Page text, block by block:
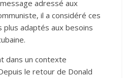
adressé aux
il a considéré ces
plus adaptés aux besoins
dans un contexte
le retour de Donald